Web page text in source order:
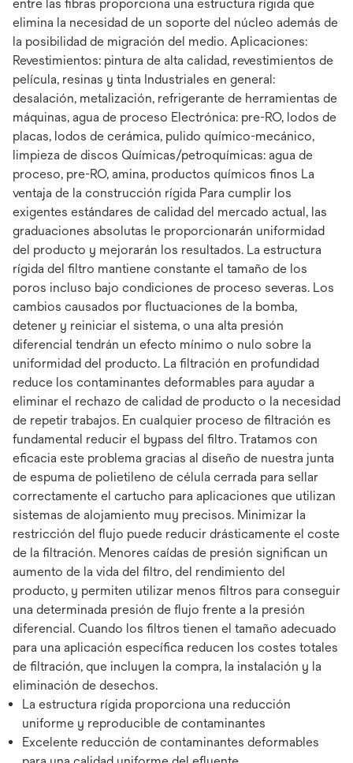
entre las fibras proporciona una estructura rígida que
elimina la necesidad de un soporte del núcleo además de
la posibilidad de migración del medio. Aplicaciones:
Revestimientos: pintura de alta calidad, revestimientos de
película, resinas y tinta Industriales en general:
desalación, metalización, refrigerante de herramientas de
máquinas, agua de proceso Electrónica: pre-RO, lodos de
placas, lodos de cerámica, pulido químico-mecánico,
limpieza de discos Químicas/petroquímicas: agua de
proceso, pre-RO, amina, productos químicos finos La
ventaja de la construcción rígida Para cumplir los
exigentes estándares de calidad del mercado actual, las
graduaciones absolutas le proporcionarán uniformidad
del producto y mejorarán los resultados. La estructura
rígida del filtro mantiene constante el tamaño de los
poros incluso bajo condiciones de proceso severas. Los
cambios causados por fluctuaciones de la bomba,
detener y reiniciar el sistema, o una alta presión
diferencial tendrán un efecto mínimo o nulo sobre la
uniformidad del producto. La filtración en profundidad
reduce los contaminantes deformables para ayudar a
eliminar el rechazo de calidad de producto o la necesidad
de repetir trabajos. En cualquier proceso de filtración es
fundamental reducir el bypass del filtro. Tratamos con
eficacia este problema gracias al diseño de nuestra junta
de espuma de polietileno de célula cerrada para sellar
correctamente el cartucho para aplicaciones que utilizan
sistemas de alojamiento muy precisos. Minimizar la
restricción del flujo puede reducir drásticamente el coste
de la filtración. Menores caídas de presión significan un
aumento de la vida del filtro, del rendimiento del
producto, y permiten utilizar menos filtros para conseguir
una determinada presión de flujo frente a la presión
diferencial. Cuando los filtros tienen el tamaño adecuado
para una aplicación específica reducen los costes totales
de filtración, que incluyen la compra, la instalación y la
eliminación de desechos.
La estructura rígida proporciona una reducción
uniforme y reproducible de contaminantes
Excelente reducción de contaminantes deformables